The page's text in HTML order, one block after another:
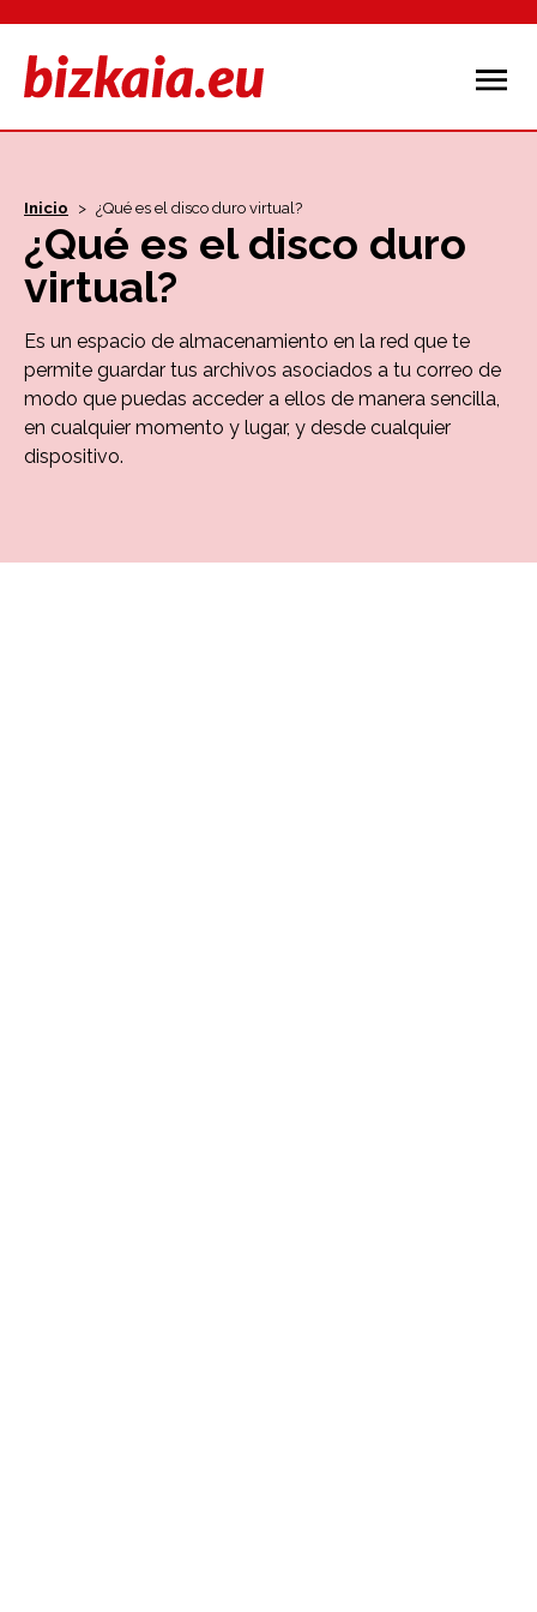
Inicio > ¿Qué es el disco duro virtual?
¿Qué es el disco duro
virtual?
Es un espacio de almacenamiento en la red que te
permite guardar tus archivos asociados a tu correo de
modo que puedas acceder a ellos de manera sencilla,
en cualquier momento y lugar, y desde cualquier
dispositivo.